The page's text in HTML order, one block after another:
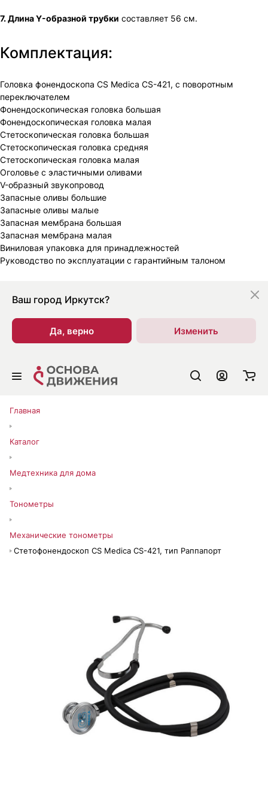
7. Длина Y-образной трубки составляет 56 см.
Комплектация:
Головка фонендоскопа CS Medica CS-421, с поворотным
переключателем
Фонендоскопическая головка большая
Фонендоскопическая головка малая
Стетоскопическая головка большая
Стетоскопическая головка средняя
Стетоскопическая головка малая
Оголовье с эластичными оливами
V-образный звукопровод
Запасные оливы большие
Запасные оливы малые
Запасная мембрана большая
Запасная мембрана малая
Виниловая упаковка для принадлежностей
Руководство по эксплуатации с гарантийным талоном
Ваш город Иркутск?
Да, верно Изменить
Главная
Каталог
Медтехника для дома
Тонометры
Механические тонометры
Стетофонендоскоп CS Medica CS-421, тип Раппапорт